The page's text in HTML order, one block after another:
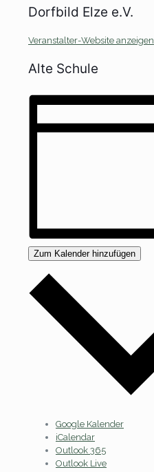
Dorfbild Elze e.V.
Veranstalter-Website anzeigen
Alte Schule
Zum Kalender hinzufügen
Google Kalender
iCalendar
Outlook 365
Outlook Live